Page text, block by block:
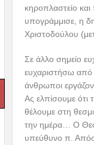
κηροπλαστείο
υπογράμμισε, η
Χριστοδούλου
Σε άλλο σημείο
ευχαριστήσω από
άνθρωποι
Ας ελπίσουμε ότι
θέλουμε στη
την ημέρα… Ο
υπεύθυνο π.